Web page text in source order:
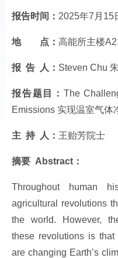
报告时间： 2025年7月15
地 点： 高能所主楼
报 告 人： Steven Chu
报告题目：The
Emissions 实现温室气体
主 持 人： 王贻芳院士
摘要 Abstract：
Throughout human
agricultural revolutions
the world. However,
these revolutions is
are changing Earth’s